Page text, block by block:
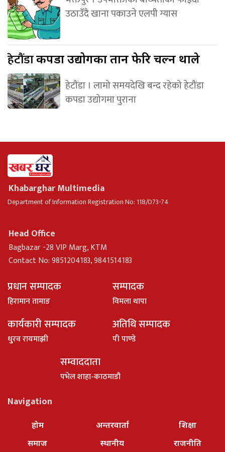
उठाउँदै खाना पकाउने एलपी ग्यास
हेटौंडाकपडा उद्योगका तान फेरि चल्न थाले
हेटौंडा । लामो समयदेखि बन्द रहेको हेटौंडा
कपडा उद्योगमा पुराना
Khabarghar Multimedia
Department of Information Registration No: 118/073-74
Head Office
Bagbazar -28 VIP Marg, KTM
Contact No: 9851204183, 9841514183
प्रधान सम्पादक
हिरामान तामाङ
सम्पादक
विमला थापा
कार्यकारी सम्पादक
धु्रव रायमाझी
अतिथि सम्पादक
पी पाण्डे
सम्वाददाता
पभेल शाहा-काठमाडौ
Navigation
होम
समाज
अन्तरवार्ता
स्थानीय
शिक्षा
राजनीति